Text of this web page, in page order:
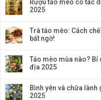
Rượu táo mèo có tác
2025
Trà táo mèo: Cách
bất ngờ!
Táo mèo mùa nào? Bí
địa 2025
Bình yên và chữa
2025